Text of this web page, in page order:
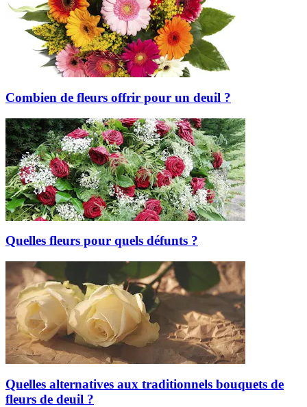
Combien de fleurs offrir pour un deuil ?
Quelles fleurs pour quels défunts ?
Quelles alternatives aux traditionnels bouquets de
fleurs de deuil ?